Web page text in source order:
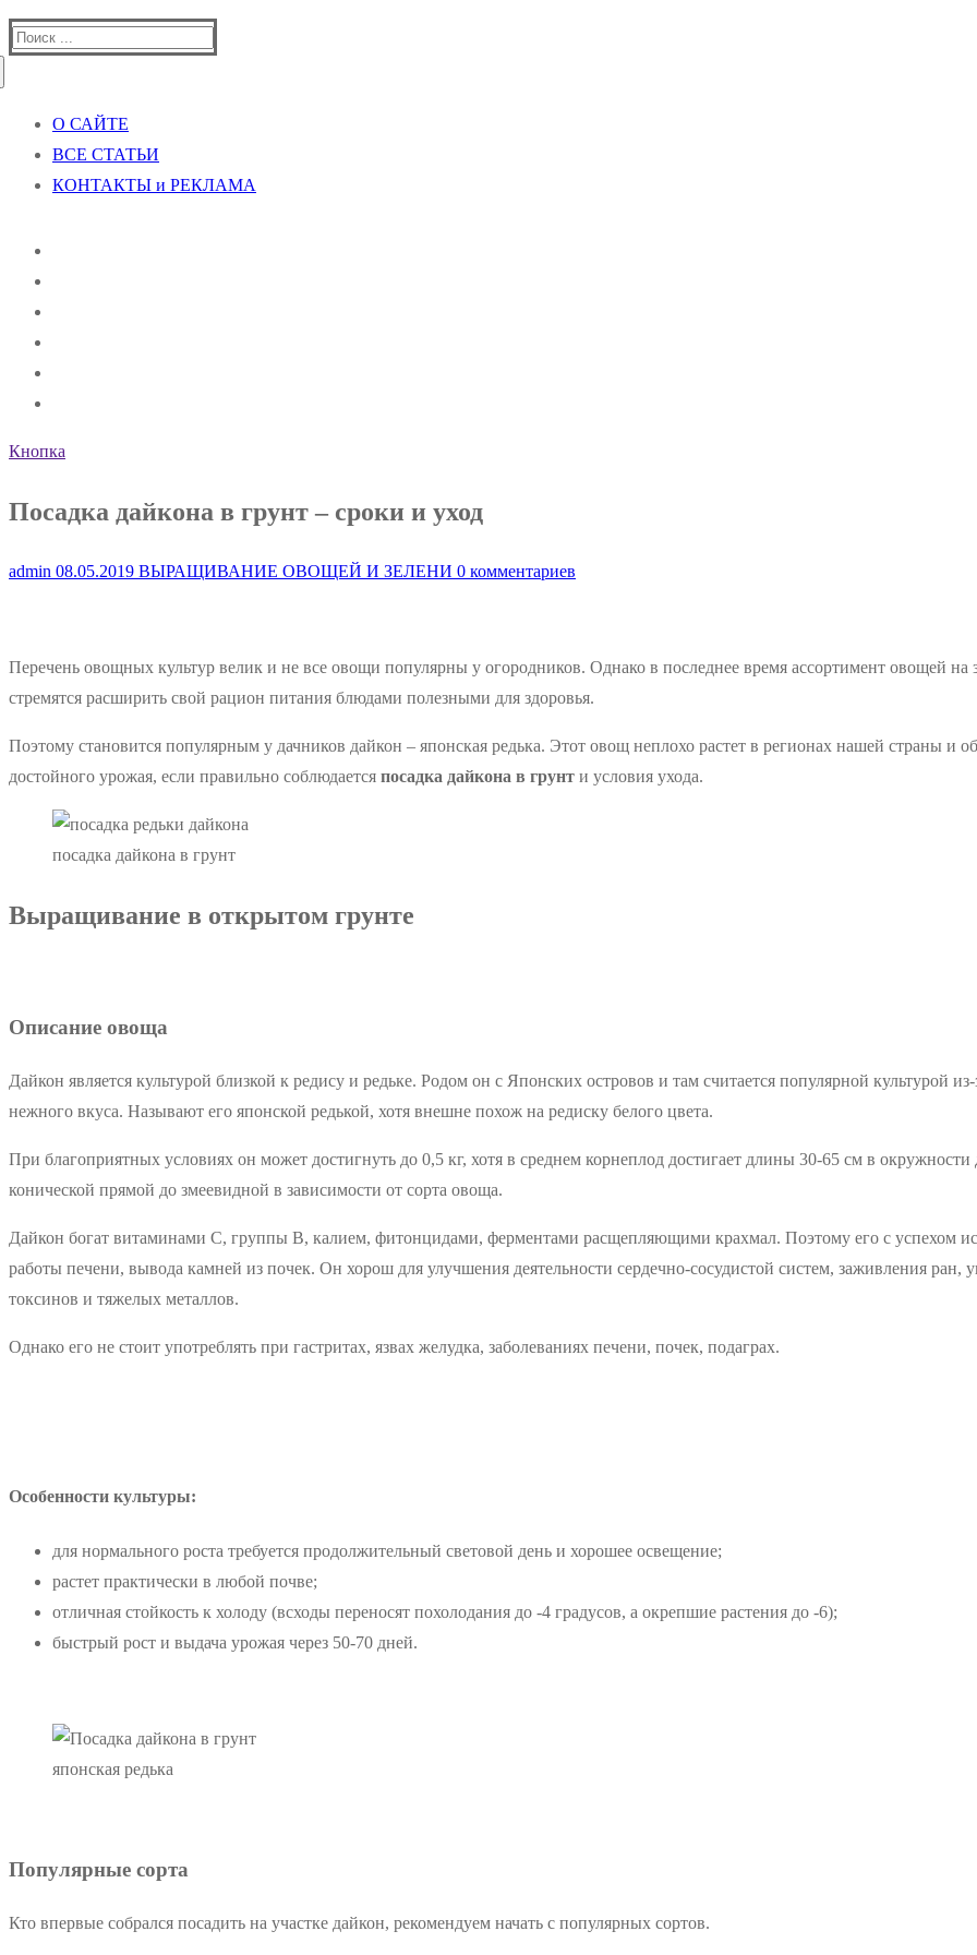
Найти:
О САЙТЕ
ВСЕ СТАТЬИ
КОНТАКТЫ и РЕКЛАМА
Кнопка
Посадка дайкона в грунт – сроки и уход
admin 08.05.2019 ВЫРАЩИВАНИЕ ОВОЩЕЙ И ЗЕЛЕНИ 0 комментариев
Перечень овощных культур велик и не все овощи популярны у огородников. Однако в последнее время ассортимент овощей на
стремятся расширить свой рацион питания блюдами полезными для здоровья.
Поэтому становится популярным у дачников дайкон – японская редька. Этот овощ неплохо растет в регионах нашей страны и
достойного урожая, если правильно соблюдается посадка дайкона в грунт и условия ухода.
посадка дайкона в грунт
Выращивание в открытом грунте
Описание овоща
Дайкон является культурой близкой к редису и редьке. Родом он с Японских островов и там считается популярной культурой
нежного вкуса. Называют его японской редькой, хотя внешне похож на редиску белого цвета.
При благоприятных условиях он может достигнуть до 0,5 кг, хотя в среднем корнеплод достигает длины 30-65 см в
конической прямой до змеевидной в зависимости от сорта овоща.
Дайкон богат витаминами С, группы В, калием, фитонцидами, ферментами расщепляющими крахмал. Поэтому его с успехом
работы печени, вывода камней из почек. Он хорош для улучшения деятельности сердечно-сосудистой систем, заживления ран,
токсинов и тяжелых металлов.
Однако его не стоит употреблять при гастритах, язвах желудка, заболеваниях печени, почек, подаграх.
Особенности культуры:
для нормального роста требуется продолжительный световой день и хорошее освещение;
растет практически в любой почве;
отличная стойкость к холоду (всходы переносят похолодания до -4 градусов, а окрепшие растения до -6);
быстрый рост и выдача урожая через 50-70 дней.
японская редька
Популярные сорта
Кто впервые собрался посадить на участке дайкон, рекомендуем начать с популярных сортов.